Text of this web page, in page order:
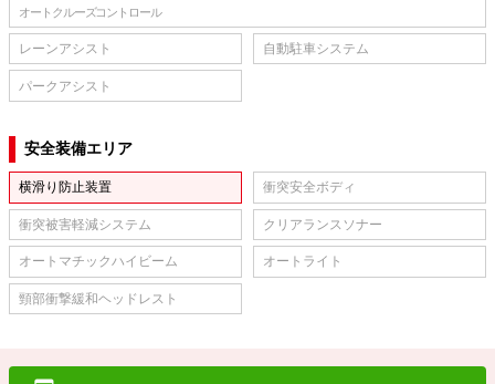
オートクルーズコントロール
レーンアシスト 自動駐車システム
パークアシスト
安全装備エリア
横滑り防止装置 衝突安全ボディ
衝突被害軽減システム クリアランスソナー
オートマチックハイビーム オートライト
頸部衝撃緩和ヘッドレスト